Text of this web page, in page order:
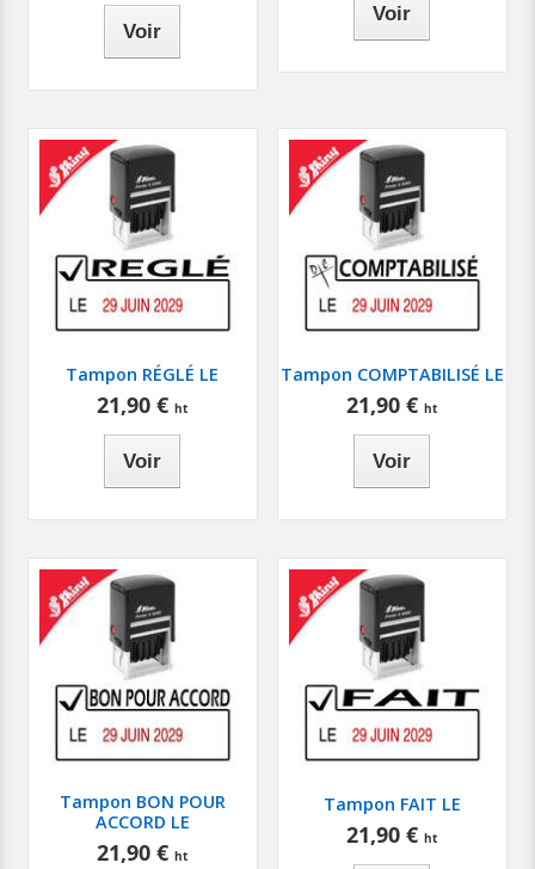
Voir
Voir
Tampon RÉGLÉ LE
21,90 €
Voir
Tampon COMPTABILISÉ LE
21,90 €
Voir
Tampon BON POUR
ACCORD LE
21,90 €
Tampon FAIT LE
21,90 €